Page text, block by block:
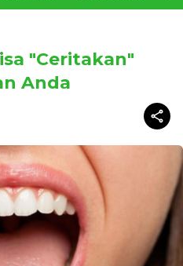
"Ceritakan"
Anda